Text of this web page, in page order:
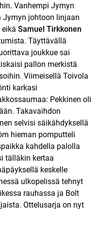
Vanhempi Jymyn
Jymyn johtoon linjaan
Samuel Tirkkonen
Täyttävällä
joukkue sai
pallon merkistä
Viimeisellä Toivola
karkasi
Pekkinen oli
Takavaihdon
selvisi säikähdyksellä
hieman pomputteli
kahdella palolla
tälläkin kertaa
keskelle
ulkopelissä tehnyt
rauhassa ja Bolt
Ottelusarja on nyt